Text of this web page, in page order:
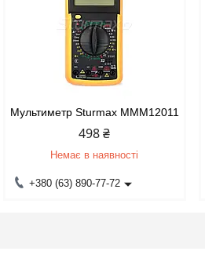
Мультиметр Sturmax MMM12011
498 ₴
Немає в наявності
+380 (63) 890-77-72